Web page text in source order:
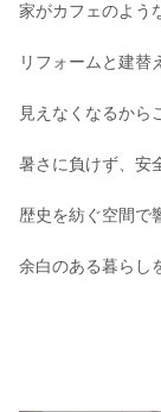
家がカフェのよう
リフォームと建替
見えなくなるから
暑さに負けず、安
歴史を紡ぐ空間で
余白のある暮らし